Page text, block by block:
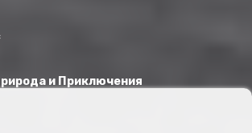
и Приключения